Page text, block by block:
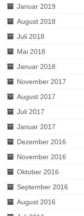
Januar 2019
August 2018
Juli 2018
Mai 2018
Januar 2018
November 2017
August 2017
Juli 2017
Januar 2017
Dezember 2016
November 2016
Oktober 2016
September 2016
August 2016